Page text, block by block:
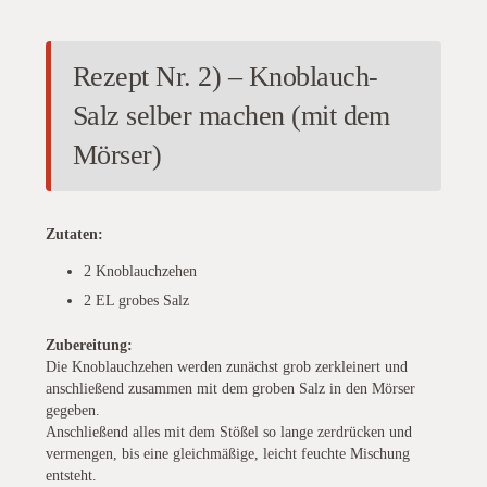
Rezept Nr. 2) – Knoblauch-
Salz selber machen (mit dem
Mörser)
Zutaten:
2 Knoblauchzehen
2 EL grobes Salz
Zubereitung:
Die Knoblauchzehen werden zunächst grob zerkleinert und
anschließend zusammen mit dem groben Salz in den Mörser
gegeben.
Anschließend alles mit dem Stößel so lange zerdrücken und
vermengen, bis eine gleichmäßige, leicht feuchte Mischung
entsteht.